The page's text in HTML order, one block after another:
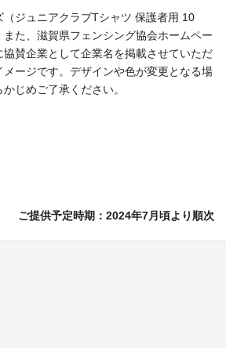
ジュニアクラブTシャツ 保護者用 10
た、滋賀県フェンシング協会ホームペー
賛企業として企業名を掲載させていただ
ージです。デザインや色が変更となる場
じめご了承ください。
ご提供予定時期：2024年7月頃より順次